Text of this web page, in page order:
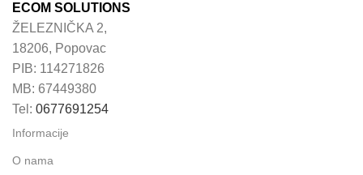
ECOM SOLUTIONS
ŽELEZNIČKA 2,
18206, Popovac
PIB: 114271826
MB: 67449380
Tel: 0677691254
Informacije
O nama